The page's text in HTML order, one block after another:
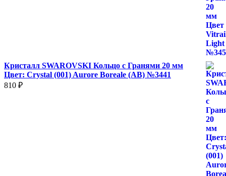
Кристалл SWAROVSKI Кольцо с Гранями 20 мм
Цвет: Crystal (001) Aurore Boreale (AB) №3441
810 ₽